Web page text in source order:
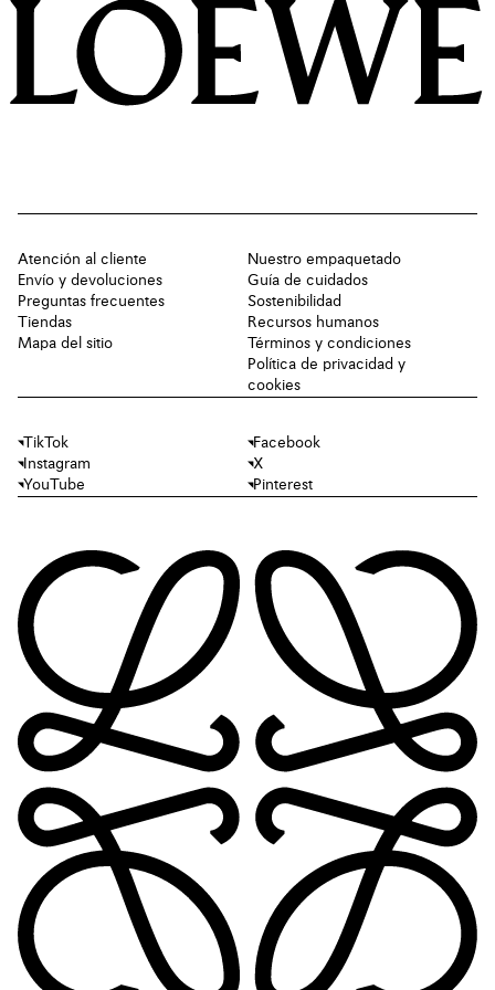
LOEWE
Atención al cliente
Envío y devoluciones
Preguntas frecuentes
Tiendas
Mapa del sitio
Nuestro empaquetado
Guía de cuidados
Sostenibilidad
Recursos humanos
Términos y condiciones
Política de privacidad y
cookies
TikTok
Facebook
Instagram
X
YouTube
Pinterest